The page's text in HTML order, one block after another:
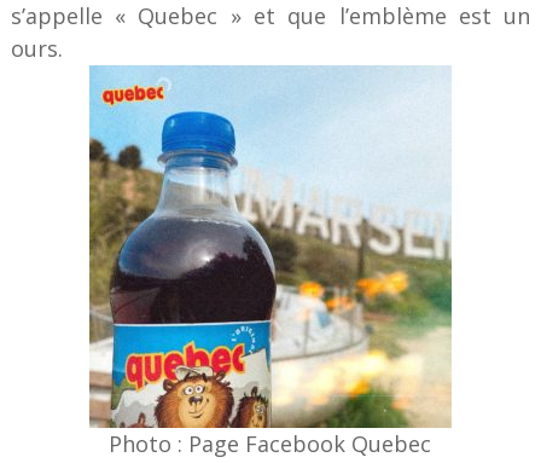
s’appelle « Quebec » et que l’emblème est un
ours.
Photo : Page Facebook Quebec